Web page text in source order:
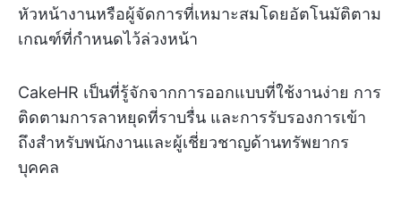
หัวหน้างานหรือผู้จัดการที่เหมาะสมโดยอัตโนมัติตาม
เกณฑ์ที่กำหนดไว้ล่วงหน้า
CakeHR เป็นที่รู้จักจากการออกแบบที่ใช้งานง่าย การ
ติดตามการลาหยุดที่ราบรื่น และการรับรองการเข้า
ถึงสำหรับพนักงานและผู้เชี่ยวชาญด้านทรัพยากร
บุคคล